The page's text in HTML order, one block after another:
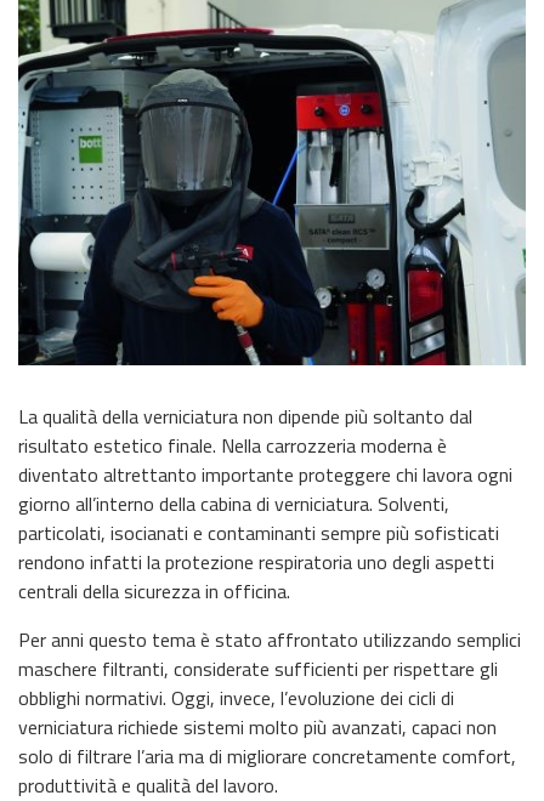
La qualità della verniciatura non dipende più soltanto dal
risultato estetico finale. Nella carrozzeria moderna è
diventato altrettanto importante proteggere chi lavora ogni
giorno all’interno della cabina di verniciatura. Solventi,
particolati, isocianati e contaminanti sempre più sofisticati
rendono infatti la protezione respiratoria uno degli aspetti
centrali della sicurezza in officina.
Per anni questo tema è stato affrontato utilizzando semplici
maschere filtranti, considerate sufficienti per rispettare gli
obblighi normativi. Oggi, invece, l’evoluzione dei cicli di
verniciatura richiede sistemi molto più avanzati, capaci non
solo di filtrare l’aria ma di migliorare concretamente comfort,
produttività e qualità del lavoro.